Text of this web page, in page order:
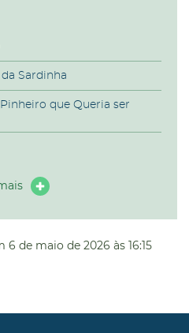
Sardinha
que Queria ser
6 de maio de 2026 às 16:15